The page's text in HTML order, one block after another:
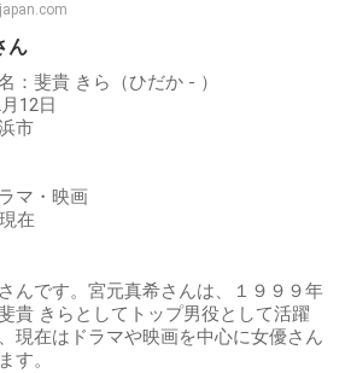
ん
：斐貴 きら（ひだか - ）
12日
市
マ・映画
在
んです。宮元真希さんは、１９９９年
貴 きらとしてトップ男役として活躍
現在はドラマや映画を中心に女優さん
す。